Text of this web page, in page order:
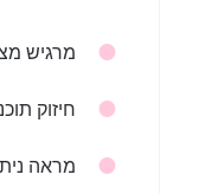
מרגיש
חיזוק
מראה